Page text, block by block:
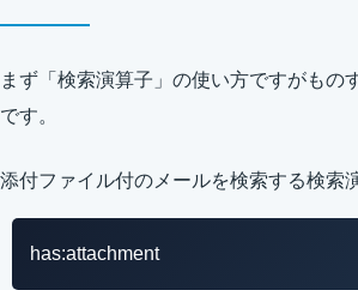
まず「検索演算子」の使い方ですがもの
です。
添付ファイル付のメールを検索する検索
has:attachment